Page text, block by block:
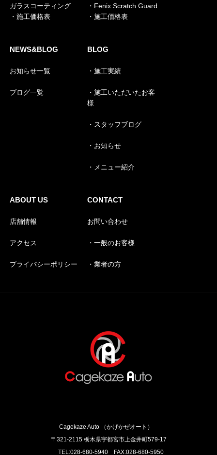
ガラスコーティング
・施工価格表
・Fenix Scratch Guard
・施工価格表
NEWS&BLOG
お知らせ一覧
ブログ一覧
BLOG
・施工実績
・施工いただいたお客
様
・スタッフブログ
・お知らせ
・メニュー紹介
ABOUT US
店舗情報
アクセス
プライバシーポリシー
CONTACT
お問い合わせ
・一般のお客様
・業者の方
Cagekaze Auto （かげかぜオート）
〒321-2115 栃木県宇都宮市上金井町579‐17
TEL:028-680-5940 FAX:028-680-5950